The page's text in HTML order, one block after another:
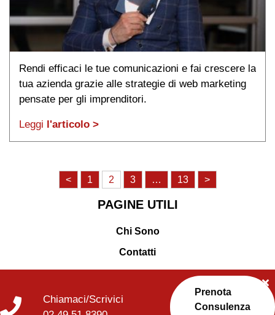
Rendi efficaci le tue comunicazioni e fai crescere la
tua azienda grazie alle strategie di web marketing
pensate per gli imprenditori.
Leggi l'articolo >
Paginazione
< 1 2 3 … 13 >
PAGINE UTILI
Chi Sono
Contatti
Chiamaci/Scrivici
Prenota
Consulenza